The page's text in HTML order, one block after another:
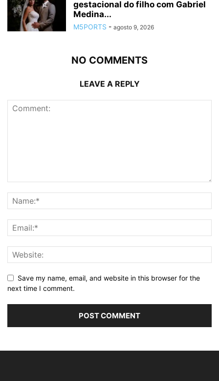
gestacional do filho com Gabriel
Medina...
M5PORTS - agosto 9, 2026
NO COMMENTS
LEAVE A REPLY
Save my name, email, and website in this browser for the
next time I comment.